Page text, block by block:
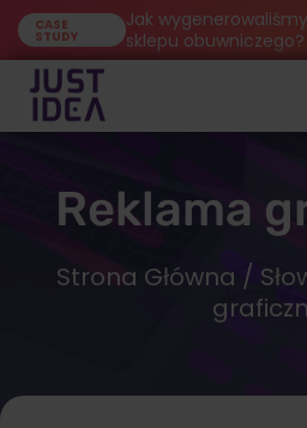
CASE
STUDY
Jak wygenerowaliśmy
sklepu obuwniczego?
Reklama
Strona Główna /